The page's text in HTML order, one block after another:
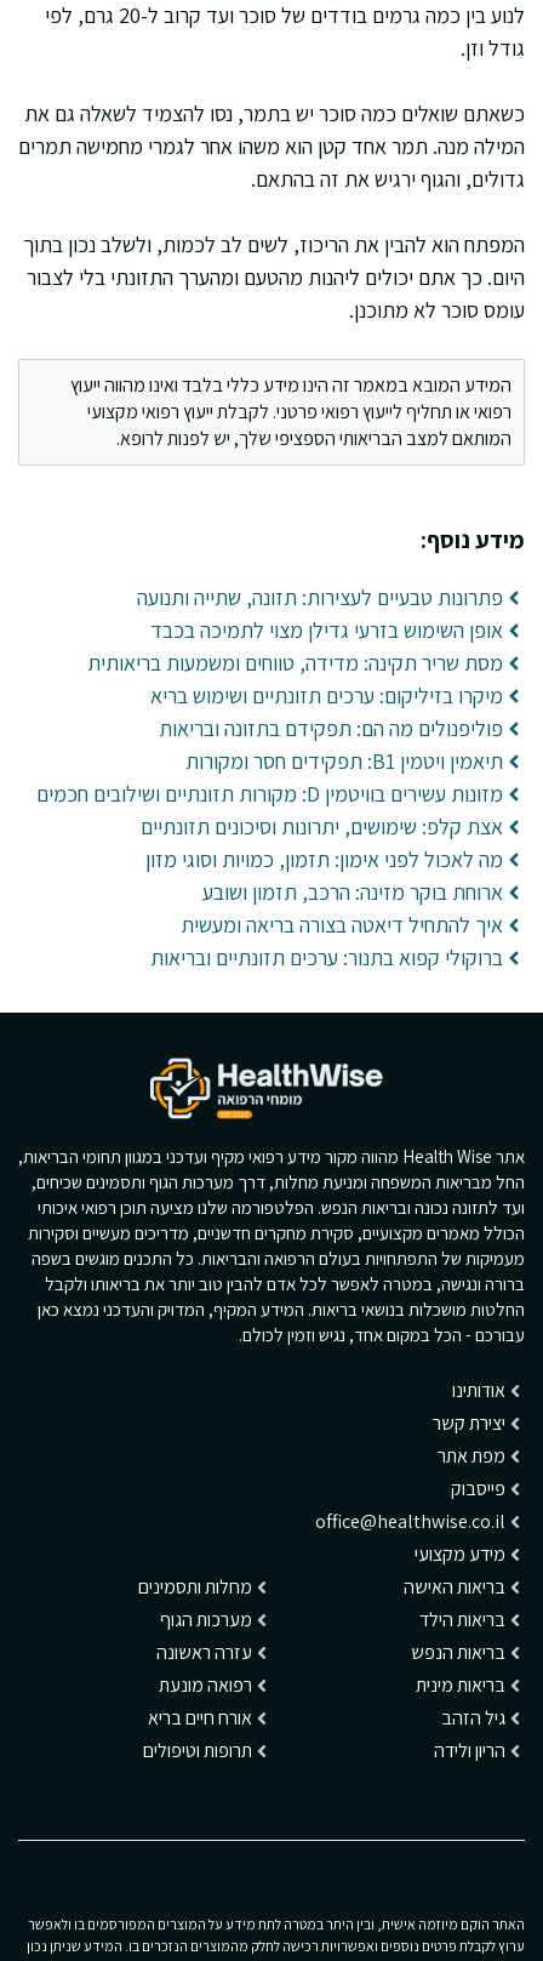
לנוע בין כמה גרמים בודדים של סוכר ועד קרוב ל-20 גרם, לפי
גודל וזן.
כשאתם שואלים כמה סוכר יש בתמר, נסו להצמיד לשאלה גם את
המילה מנה. תמר אחד קטן הוא משהו אחר לגמרי מחמישה תמרים
גדולים, והגוף ירגיש את זה בהתאם.
המפתח הוא להבין את הריכוז, לשים לב לכמות, ולשלב נכון בתוך
היום. כך אתם יכולים ליהנות מהטעם ומהערך התזונתי בלי לצבור
עומס סוכר לא מתוכנן.
המידע המובא במאמר זה הינו מידע כללי בלבד ואינו מהווה ייעוץ
רפואי או תחליף לייעוץ רפואי פרטני. לקבלת ייעוץ רפואי מקצועי
המותאם למצב הבריאותי הספציפי שלך, יש לפנות לרופא.
מידע נוסף:
פתרונות טבעיים לעצירות: תזונה, שתייה ותנועה
אופן השימוש בזרעי גדילן מצוי לתמיכה בכבד
מסת שריר תקינה: מדידה, טווחים ומשמעות בריאותית
מיקרו בזיליקום: ערכים תזונתיים ושימוש בריא
פוליפנולים מה הם: תפקידם בתזונה ובריאות
תיאמין ויטמין B1: תפקידים חסר ומקורות
מזונות עשירים בוויטמין D: מקורות תזונתיים ושילובים חכמים
אצת קלפ: שימושים, יתרונות וסיכונים תזונתיים
מה לאכול לפני אימון: תזמון, כמויות וסוגי מזון
ארוחת בוקר מזינה: הרכב, תזמון ושובע
איך להתחיל דיאטה בצורה בריאה ומעשית
ברוקולי קפוא בתנור: ערכים תזונתיים ובריאות
אתר Health Wise מהווה מקור מידע רפואי מקיף ועדכני במגוון תחומי הבריאות,
החל מבריאות המשפחה ומניעת מחלות, דרך מערכות הגוף ותסמינים שכיחים,
ועד לתזונה נכונה ובריאות הנפש. הפלטפורמה שלנו מציעה תוכן רפואי איכותי
הכולל מאמרים מקצועיים, סקירת מחקרים חדשניים, מדריכים מעשיים וסקירות
מעמיקות של התפתחויות בעולם הרפואה והבריאות. כל התכנים מוגשים בשפה
ברורה ונגישה, במטרה לאפשר לכל אדם להבין טוב יותר את בריאותו ולקבל
החלטות מושכלות בנושאי בריאות. המידע המקיף, המדויק והעדכני נמצא כאן
עבורכם - הכל במקום אחד, נגיש וזמין לכולם.
אודותינו
יצירת קשר
מפת אתר
פייסבוק
office@healthwise.co.il
מידע מקצועי
בריאות האישה
בריאות הילד
בריאות הנפש
בריאות מינית
גיל הזהב
הריון ולידה
מחלות ותסמינים
מערכות הגוף
עזרה ראשונה
רפואה מונעת
אורח חיים בריא
תרופות וטיפולים
האתר הוקם מיוזמה אישית, ובין היתר במטרה לתת מידע על המוצרים המפורסמים בו ולאפשר
ערוץ לקבלת פרטים נוספים ואפשרויות רכישה לחלק מהמוצרים הנזכרים בו. המידע שניתן נכון